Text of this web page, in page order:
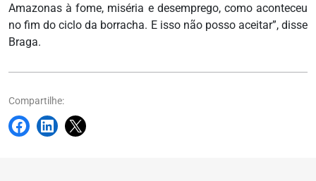
Amazonas à fome, miséria e desemprego, como aconteceu
no fim do ciclo da borracha. E isso não posso aceitar”, disse
Braga.
Compartilhe: